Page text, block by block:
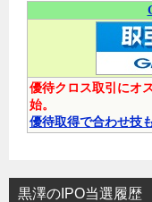
優待クロス取引にオ
始。
優待取得で合わせ技
黒澤のIPO当選履歴